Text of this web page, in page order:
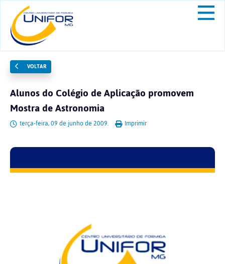
VOLTAR
Alunos do Colégio de Aplicação promovem
Mostra de Astronomia
terça-feira, 09 de junho de 2009. Imprimir